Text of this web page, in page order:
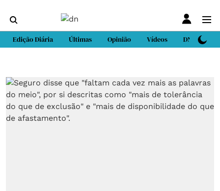
Edição Diária Últimas Opinião Vídeos DN Sport